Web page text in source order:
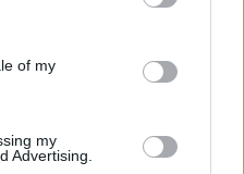
of my
my
Advertising.
Krahasimi me Ukrainën
është i gabuar